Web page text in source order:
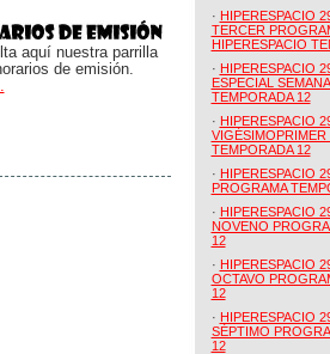
aquí nuestra parrilla
de emisión.
· HIPERESPACIO
TERCER
HIPERESPACIO
· HIPERESPACIO
ESPECIAL
TEMPORADA 12
· HIPERESPACIO
TEMPORADA 12
· HIPERESPACIO
PROGRAMA
· HIPERESPACIO
NOVENO
12
· HIPERESPACIO
OCTAVO
12
· HIPERESPACIO
SÉPTIMO
12